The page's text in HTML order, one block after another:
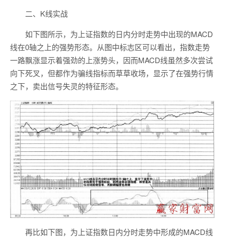
二、K线实战
如下图所示，为上证指数的日内分时走势中出现的MACD
线在0轴之上的强势形态。从图中标志区可以看出，指数走势
一路飘涨显示着强劲的上涨势头，因而MACD线虽然多次尝试
向下死叉，但都作为骗线指标而草草收场，显示了在强势行情
之下，卖出信号失灵的特征形态。
再比如下图，为上证指数日内分时走势中形成的MACD线